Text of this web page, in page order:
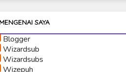
Ultraman X
Ultraman Z
Ultraman Zearth
MENGENAI SAYA
Blogger
Wizardsub
Wizardsubs
Wizepuh